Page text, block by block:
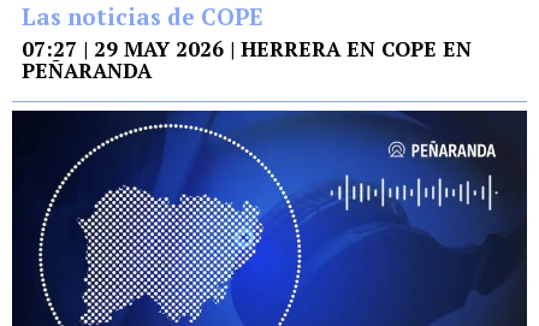
Las noticias de COPE
07:27 | 29 MAY 2026 | HERRERA EN COPE EN
PEÑARANDA